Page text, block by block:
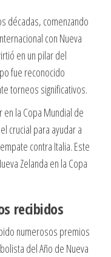
décadas, comenzando
con Nueva
en un pilar del
fue reconocido
torneos significativos.
la Copa Mundial de
crucial para ayudar a
contra Italia. Este
Zelanda en la Copa
recibidos
numerosos premios
del Año de Nueva